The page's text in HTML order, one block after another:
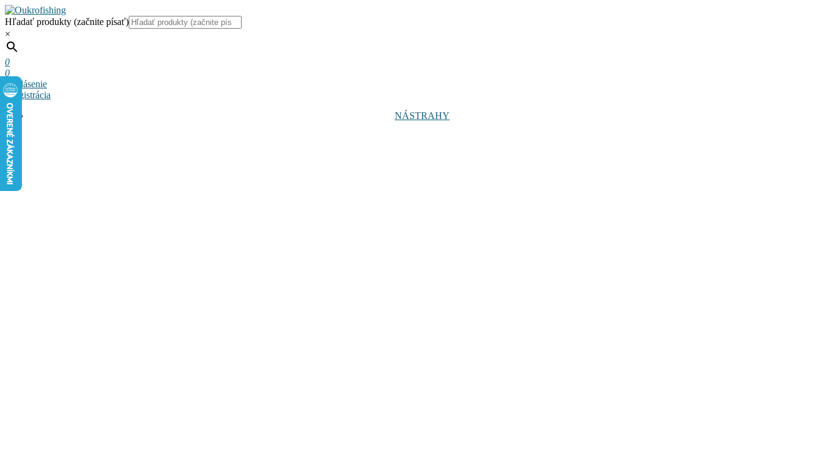
Hľadať produkty (začnite písať)
×
0
0
Prihlásenie
a registrácia
NÁSTRAHY